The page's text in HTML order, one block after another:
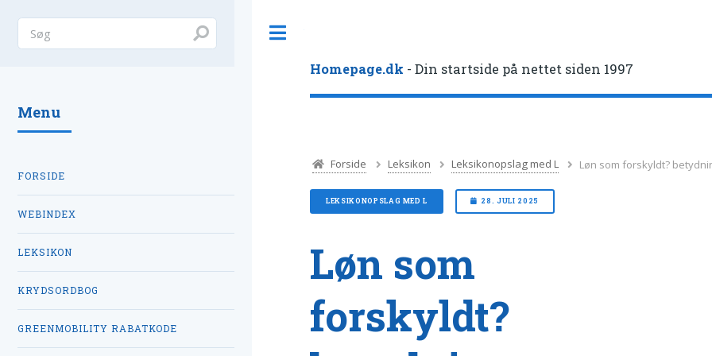
Homepage.dk - Din startside på nettet siden 1997
Forside Leksikon Leksikonopslag med L Løn som forskyldt?
LEKSIKONOPSLAG MED L 28. JULI 2025
Løn som
forskyldt?
Menu
FORSIDE
WEBINDEX
LEKSIKON
KRYDSORDBOG
GREENMOBILITY RABATKODE